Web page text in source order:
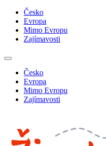
Česko
Evropa
Mimo Evropu
Zajímavosti
Česko
Evropa
Mimo Evropu
Zajímavosti